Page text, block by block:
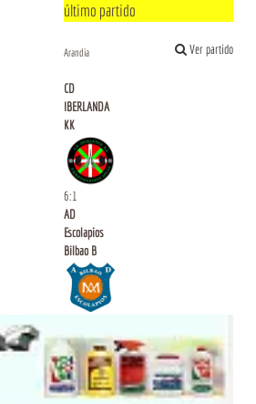
último partido
Ver partido
Arandia
CD
IBERLANDA
KK
6:1
AD
Escolapios
Bilbao B